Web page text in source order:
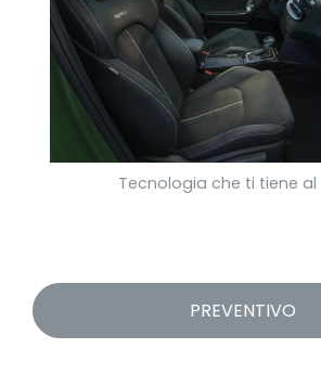
Tecnologia che ti tiene al
PREVENTIVO